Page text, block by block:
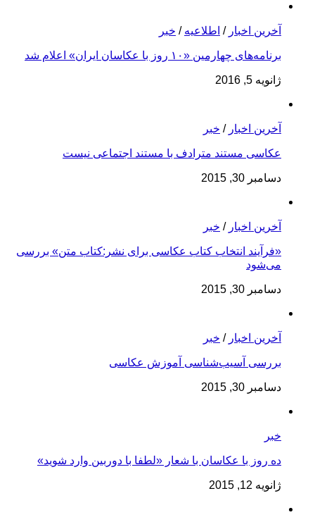
آخرین اخبار / اطلاعیه / خبر
برنامه‌های چهارمین «۱۰ روز با عکاسان ایران» اعلام شد
ژانویه 5, 2016
آخرین اخبار / خبر
عکاسی مستند مترادف با مستند اجتماعی نیست
دسامبر 30, 2015
آخرین اخبار / خبر
«فرآیند انتخاب کتاب‌ عکاسی برای نشر:کتاب متن» بررسی
می‌شود
دسامبر 30, 2015
آخرین اخبار / خبر
بررسی آسیب‌شناسی آموزش عکاسی
دسامبر 30, 2015
خبر
ده روز با عکاسان با شعار «لطفا با دوربین وارد شوید»
ژانویه 12, 2015